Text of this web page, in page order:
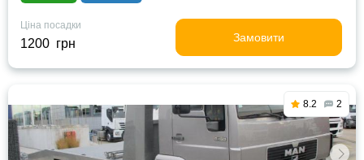
Ціна посадки
1200 грн Замовити
8.2 2